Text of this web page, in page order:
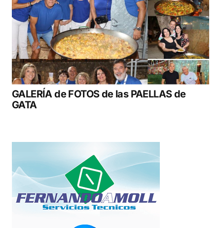
GALERÍA de FOTOS de las PAELLAS de
GATA